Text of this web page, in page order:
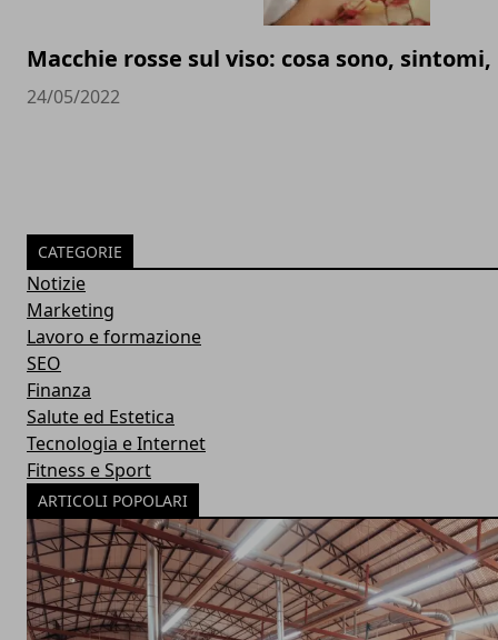
Macchie rosse sul viso: cosa sono,
24/05/2022
CATEGORIE
Notizie
Marketing
Lavoro e formazione
SEO
Finanza
Salute ed Estetica
Tecnologia e Internet
Fitness e Sport
ARTICOLI POPOLARI